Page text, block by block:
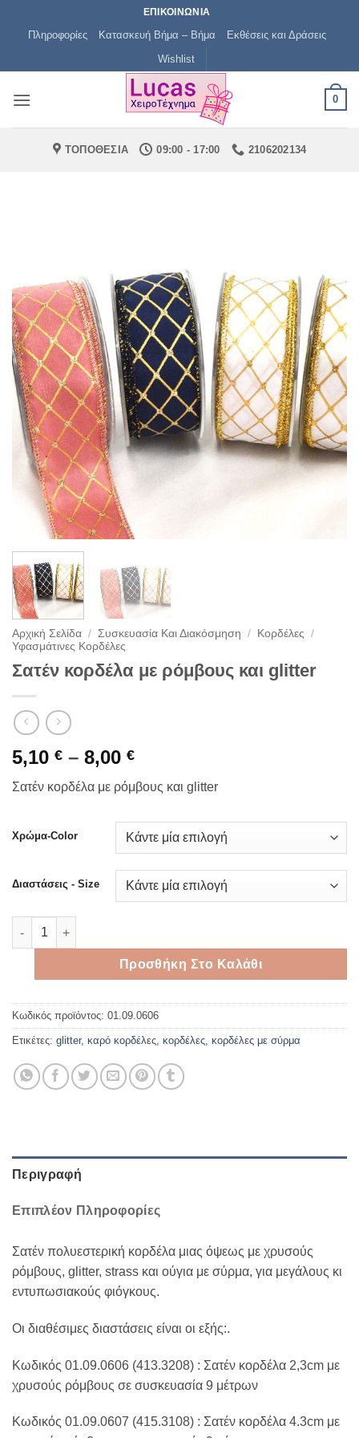
ΕΠΙΚΟΙΝΩΝΙΑ
Πληροφορίες Κατασκευή Βήμα – Βήμα
Εκθέσεις και Δράσεις
Wishlist
0
ΤΟΠΟΘΕΣΙΑ 09:00 - 17:00 2106202134
Αρχική Σελίδα / Συσκευασία Και Διακόσμηση / Κορδέλες
/
Υφασμάτινες Κορδέλες
Σατέν κορδέλα με ρόμβους και glitter
5,10 € – 8,00 €Price
range:
5,10 €
8,00 €
Σατέν κορδέλα με ρόμβους και glitter
Χρώμα-Color
Διαστάσεις - Size
Σατέν κορδέλα με ρόμβους και glitter ποσότητα
Προσθήκη Στο Καλάθι
Κωδικός προϊόντος: 01.09.0606
Ετικέτες: glitter, καρό κορδέλες, κορδέλες, κορδέλες με σύρμα
Περιγραφή
Επιπλέον Πληροφορίες
Σατέν πολυεστερική κορδέλα μιας όψεως με χρυσούς
ρόμβους, glitter, strass και ούγια με σύρμα, για μεγάλους κι
εντυπωσιακούς φιόγκους.
Οι διαθέσιμες διαστάσεις είναι οι εξής:.
Κωδικός 01.09.0606 (413.3208) : Σατέν κορδέλα 2,3cm με
χρυσούς ρόμβους σε συσκευασία 9 μέτρων
Κωδικός 01.09.0607 (415.3108) : Σατέν κορδέλα 4.3cm με